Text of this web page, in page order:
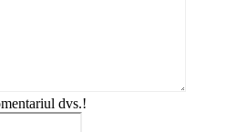
dvs.!